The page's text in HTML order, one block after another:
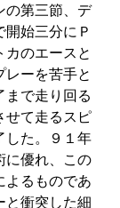
の第三節、デ
始三分にＰ
カのエースと
レーを苦手と
まで走り回る
せて走るスピ
した。９１年
に優れ、この
よるものであ
と衝突した細